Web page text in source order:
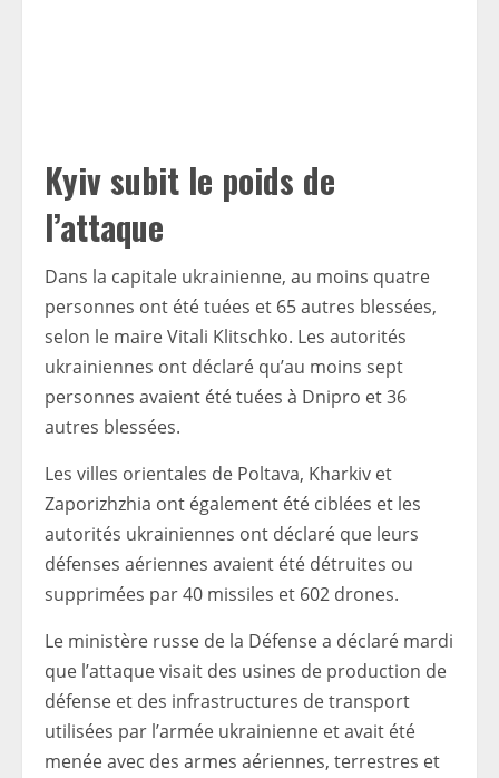
Kyiv subit le poids de
l’attaque
Dans la capitale ukrainienne, au moins quatre
personnes ont été tuées et 65 autres blessées,
selon le maire Vitali Klitschko. Les autorités
ukrainiennes ont déclaré qu’au moins sept
personnes avaient été tuées à Dnipro et 36
autres blessées.
Les villes orientales de Poltava, Kharkiv et
Zaporizhzhia ont également été ciblées et les
autorités ukrainiennes ont déclaré que leurs
défenses aériennes avaient été détruites ou
supprimées par 40 missiles et 602 drones.
Le ministère russe de la Défense a déclaré mardi
que l’attaque visait des usines de production de
défense et des infrastructures de transport
utilisées par l’armée ukrainienne et avait été
menée avec des armes aériennes, terrestres et